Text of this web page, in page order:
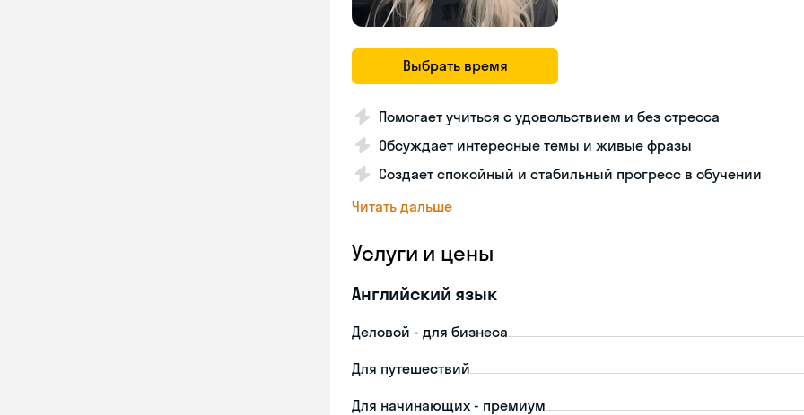
Выбрать время
Помогает учиться с удовольствием и без стресса
Обсуждает интересные темы и живые фразы
Создает спокойный и стабильный прогресс в обучении
Читать дальше
Услуги и цены
Английский язык
Деловой - для бизнеса
Для путешествий
Для начинающих - премиум